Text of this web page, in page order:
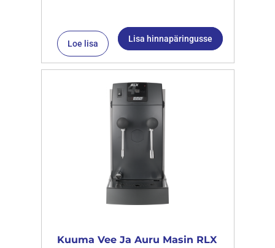
Loe lisa Lisa hinnapäringusse
Kuuma Vee Ja Auru Masin RLX